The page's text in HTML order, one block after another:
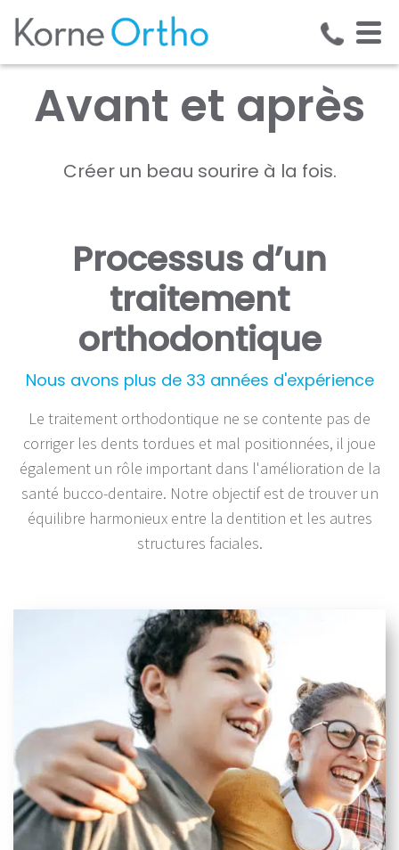
Avant et après
Créer un beau sourire à la fois.
Processus d’un
traitement
orthodontique
Nous avons plus de 33 années d'expérience
Le traitement orthodontique ne se contente pas de
corriger les dents tordues et mal positionnées, il joue
également un rôle important dans l'amélioration de la
santé bucco-dentaire. Notre objectif est de trouver un
équilibre harmonieux entre la dentition et les autres
structures faciales.